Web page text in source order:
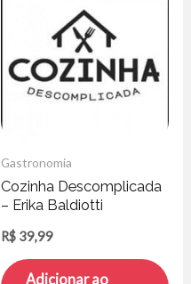
Gastronomia
Cozinha Descomplicada
– Erika Baldiotti
R$ 39,99
Adicionar ao